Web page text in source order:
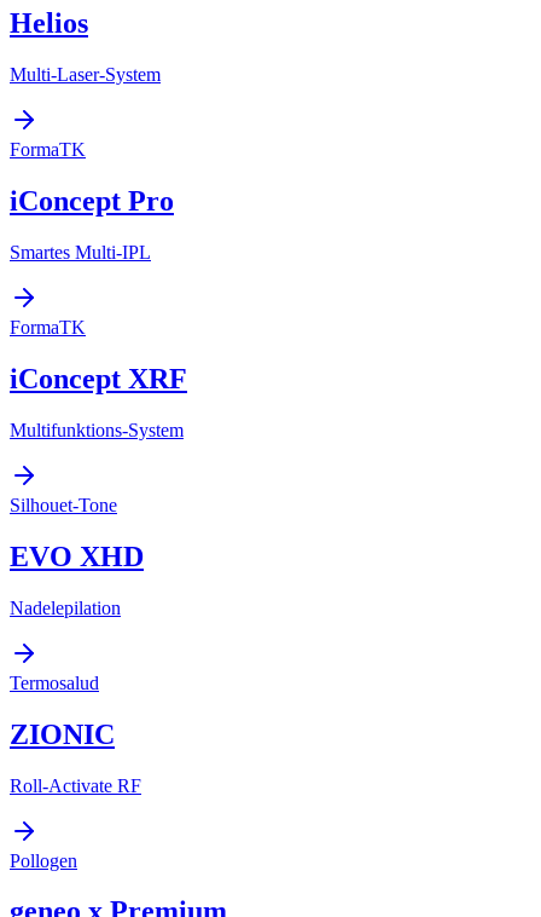
Helios
Multi-Laser-System
FormaTK
iConcept Pro
Smartes Multi-IPL
FormaTK
iConcept XRF
Multifunktions-System
Silhouet-Tone
EVO XHD
Nadelepilation
Termosalud
ZIONIC
Roll-Activate RF
Pollogen